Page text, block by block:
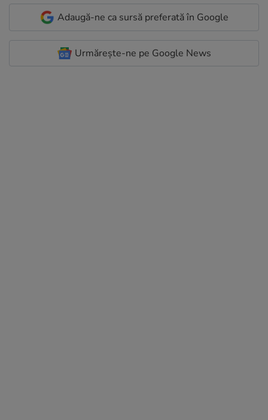
Adaugă-ne ca sursă preferată în Google
Urmărește-ne pe Google News